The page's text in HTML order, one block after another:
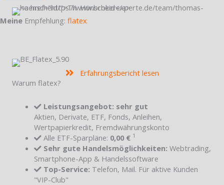
Meine Empfehlung: flatex
Erfahrungsbericht lesen
Warum flatex?
Leistungsangebot: sehr gut
Aktien, Derivate, ETF, Fonds, Anleihen,
Wertpapierkredit, Fremdwährungskonto
Alle ETF-Sparpläne: 0,00 € 1
Sehr gute Handelsmöglichkeiten: Webtrading,
Smartphone-App & Handelssoftware
Top-Service: Telefon, Mail. Für aktive Kunden
"VIP-Club"